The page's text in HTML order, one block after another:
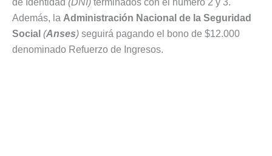
Además, la Administración Nacional de la Seguridad
Social (Anses) seguirá pagando el bono de $12.000
denominado Refuerzo de Ingresos.